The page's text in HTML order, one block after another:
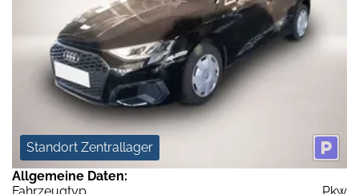
Standort Zentrallager
Allgemeine Daten:
Fahrzeugtyp
Pkw